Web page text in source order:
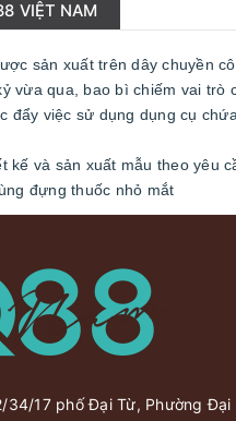
VIỆT NAM
sản xuất trên dây chuyền
vừa qua, bao bì chiếm vai trò
đẩy việc sử dụng dụng cụ
kế và sản xuất mẫu theo yêu
đựng thuốc nhỏ mắt
34/17 phố Đại Từ, Phường Đại